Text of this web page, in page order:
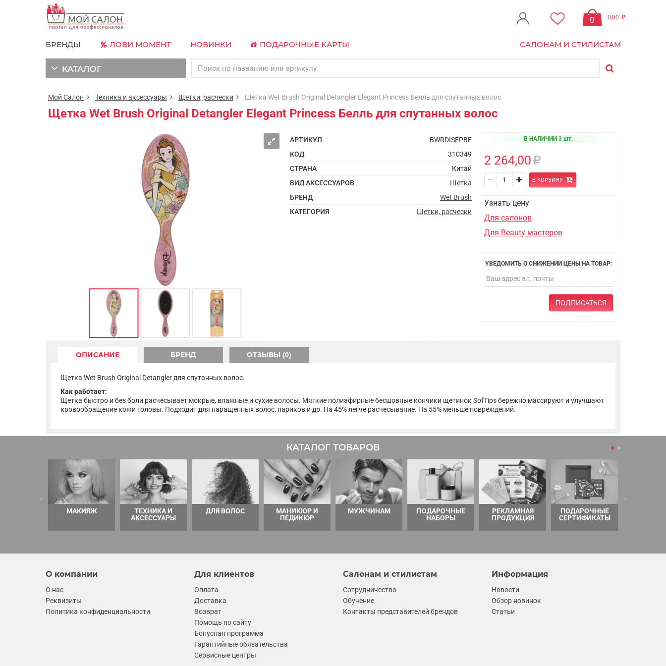
0 0,00
БРЕНДЫ ЛОВИ МОМЕНТ НОВИНКИ ПОДАРОЧНЫЕ КАРТЫ САЛОНАМ И СТИЛИСТАМ
КАТАЛОГ
Мой Салон Техника и аксессуары Щетки, расчески Щетка Wet Brush Original Detangler Elegant Princess Белль для спутанных волос
Щетка Wet Brush Original Detangler Elegant Princess Белль для спутанных волос
АРТИКУЛ
BWRDISEPBE
КОД
310349
СТРАНА
Китай
ВИД АКСЕССУАРОВ
Щетка
БРЕНД
Wet Brush
КАТЕГОРИЯ
Щетки, расчески
В НАЛИЧИИ 3 шт.
2 264,00
В КОРЗИНУ
Узнать цену
Для салонов
Для Beauty мастеров
УВЕДОМИТЬ О СНИЖЕНИИ ЦЕНЫ НА ТОВАР:
ПОДПИСАТЬСЯ
ОПИСАНИЕ БРЕНД ОТЗЫВЫ (0)
Щетка Wet Brush Original Detangler для спутанных волос.
Как работает:
Щетка быстро и без боли расчесывает мокрые, влажные и сухие волосы. Мягкие полиэфирные бесшовные кончики щетинок SofTips бережно массируют и улучшают
кровообращение кожи головы. Подходит для наращенных волос, париков и др. На 45% легче расчесывание. На 55% меньше повреждений.
КАТАЛОГ ТОВАРОВ
МАКИЯЖ
ТЕХНИКА И
АКСЕССУАРЫ
ДЛЯ ВОЛОС
МАНИКЮР И
ПЕДИКЮР
МУЖЧИНАМ
ПОДАРОЧНЫЕ
НАБОРЫ
РЕКЛАМНАЯ
ПРОДУКЦИЯ
ПОДАРОЧНЫЕ
СЕРТИФИКАТЫ
О компании
О нас
Реквизиты
Политика конфиденциальности
Для клиентов
Оплата
Доставка
Возврат
Помощь по сайту
Бонусная программа
Гарантийные обязательства
Сервисные центры
Салонам и стилистам
Сотрудничество
Обучение
Контакты представителей брендов
Информация
Новости
Обзор новинок
Статьи